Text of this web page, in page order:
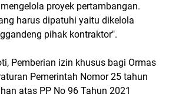
proyek pertambangan.
harus dipatuhi yaitu dikelola
pihak kontraktor".
Pemberian izin khusus bagi Ormas
Pemerintah Nomor 25 tahun
atas PP No 96 Tahun 2021